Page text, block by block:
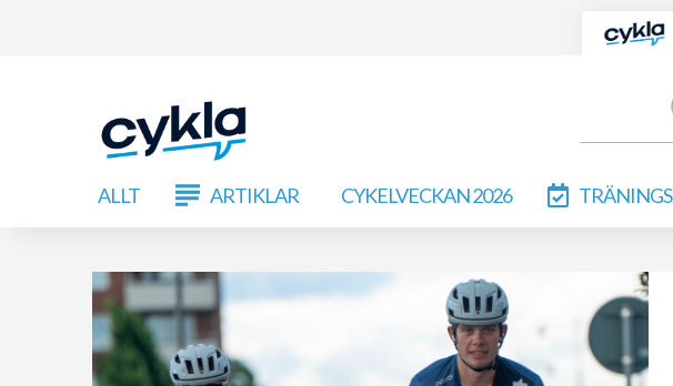
ALLT ARTIKLAR CYKELVECKAN 2026